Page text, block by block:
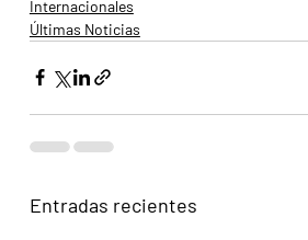
Internacionales
Últimas Noticias
Entradas recientes